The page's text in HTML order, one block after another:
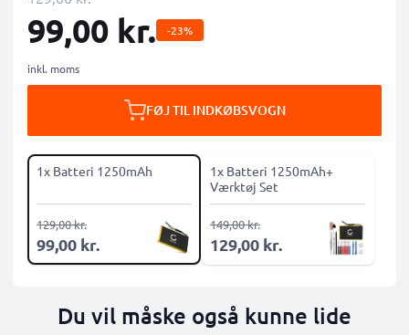
99,00 kr. -23%
inkl. moms
FØJ TIL INDKØBSVOGN
1x Batteri 1250mAh
99,00 kr.
129,00 kr.
1x Batteri 1250mAh+
Værktøj Set
129,00 kr.
149,00 kr.
Du vil måske også kunne lide